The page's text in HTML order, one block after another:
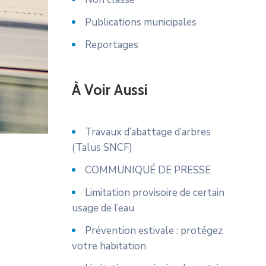
Publications municipales
Reportages
À Voir Aussi
Travaux d’abattage d’arbres
(Talus SNCF)
COMMUNIQUÉ DE PRESSE
Limitation provisoire de certain
usage de l’eau
Prévention estivale : protégez
votre habitation